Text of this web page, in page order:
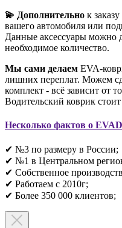
💫 Дополнительно к
вашего автомобиля или
Данные аксессуары можно
необходимое количество.
Мы сами делаем EVA-
лишних переплат. Можем
комплект - всё зависит от
Водительский коврик стоит
Несколько фактов о
✔ №3 по размеру в России;
✔ №1 в Центральном
✔ Собственное
✔ Работаем с 2010г;
✔ Более 350 000 клиентов;​